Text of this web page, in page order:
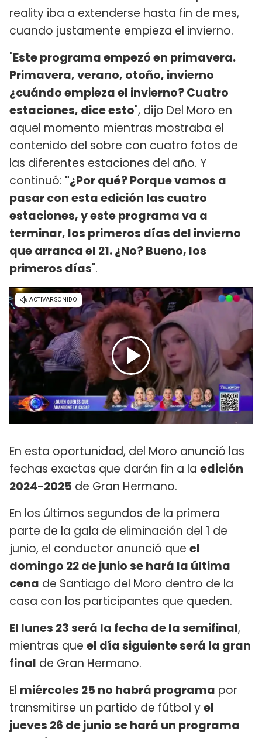
reality iba a extenderse hasta fin de mes,
cuando justamente empieza el invierno.
"Este programa empezó en primavera.
Primavera, verano, otoño, invierno
¿cuándo empieza el invierno? Cuatro
estaciones, dice esto", dijo Del Moro en
aquel momento mientras mostraba el
contenido del sobre con cuatro fotos de
las diferentes estaciones del año. Y
continuó: "¿Por qué? Porque vamos a
pasar con esta edición las cuatro
estaciones, y este programa va a
terminar, los primeros días del invierno
que arranca el 21. ¿No? Bueno, los
primeros días".
En esta oportunidad, del Moro anunció las
fechas exactas que darán fin a la edición
2024-2025 de Gran Hermano.
En los últimos segundos de la primera
parte de la gala de eliminación del 1 de
junio, el conductor anunció que el
domingo 22 de junio se hará la última
cena de Santiago del Moro dentro de la
casa con los participantes que queden.
El lunes 23 será la fecha de la semifinal,
mientras que el día siguiente será la gran
final de Gran Hermano.
El miércoles 25 no habrá programa por
transmitirse un partido de fútbol yel
jueves 26 de junio se hará un programa